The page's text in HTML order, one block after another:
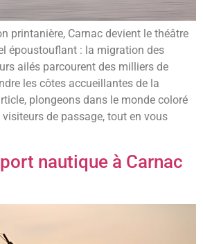
printanière, Carnac devient le théâtre
époustouflant : la migration des
ailés parcourent des milliers de
les côtes accueillantes de la
plongeons dans le monde coloré
de passage, tout en vous
nautique à Carnac